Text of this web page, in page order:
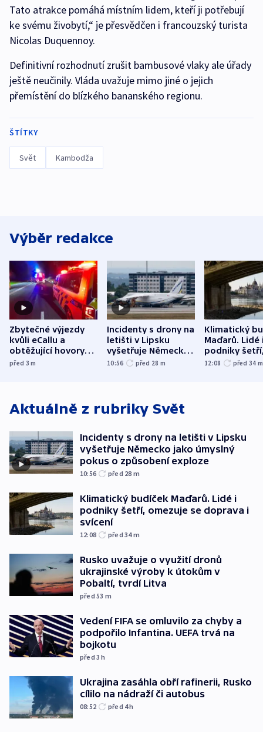
Tato atrakce pomáhá místním lidem, kteří ji potřebují
ke svému živobytí,“ je přesvědčen i francouzský turista
Nicolas Duquennoy.
Definitivní rozhodnutí zrušit bambusové vlaky ale úřady
ještě neučinily. Vláda uvažuje mimo jiné o jejich
přemístění do blízkého bananského regionu.
ŠTÍTKY
Svět Kambodža
Výběr redakce
Zbytečné výjezdy
kvůli eCallu a
obtěžující hovory
zdržují záchranáře
před 3m
Incidenty s drony na
letišti v Lipsku
vyšetřuje Německo
jako úmyslný pokus
10:56 před 28 m
Klimatický
Maďarů. Lidé
podniky
omezuje se
12:08 před 34 m
Aktuálně z rubriky Svět
Incidenty s drony na letišti v Lipsku
vyšetřuje Německo jako úmyslný
pokus o způsobení exploze
10:56 před 28 m
Klimatický budíček Maďarů. Lidé i
podniky šetří, omezuje se doprava i
svícení
12:08 před 34m
Rusko uvažuje o využití dronů
ukrajinské výroby k útokům v
Pobaltí, tvrdí Litva
před 53 m
Vedení FIFA se omluvilo za chyby a
podpořilo Infantina. UEFA trvá na
bojkotu
před 3h
Ukrajina zasáhla obří rafinerii, Rusko
cílilo na nádraží či autobus
08:52 před 4h